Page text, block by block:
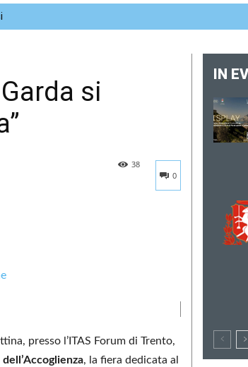
si
0
38
presso l’ITAS Forum di Trento,
, la fiera dedicata al
IN